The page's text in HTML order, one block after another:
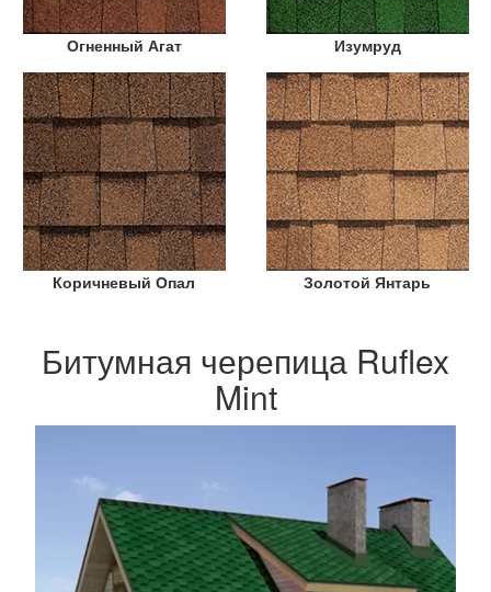
Огненный Агат Изумруд
Коричневый Опал Золотой Янтарь
Битумная черепица Ruflex
Mint